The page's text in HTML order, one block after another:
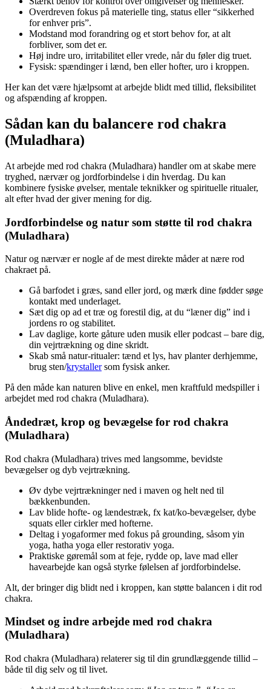
Overdreven fokus på materielle ting, status eller “sikkerhed
for enhver pris”.
Modstand mod forandring og et stort behov for, at alt
forbliver, som det er.
Høj indre uro, irritabilitet eller vrede, når du føler dig truet.
Fysisk: spændinger i lænd, ben eller hofter, uro i kroppen.
Her kan det være hjælpsomt at arbejde blidt med tillid, fleksibilitet
og afspænding af kroppen.
Sådan kan du balancere rod chakra
(Muladhara)
At arbejde med rod chakra (Muladhara) handler om at skabe mere
tryghed, nærvær og jordforbindelse i din hverdag. Du kan
kombinere fysiske øvelser, mentale teknikker og spirituelle ritualer,
alt efter hvad der giver mening for dig.
Jordforbindelse og natur som støtte til rod chakra
(Muladhara)
Natur og nærvær er nogle af de mest direkte måder at nære rod
chakraet på.
Gå barfodet i græs, sand eller jord, og mærk dine fødder søge
kontakt med underlaget.
Sæt dig op ad et træ og forestil dig, at du “læner dig” ind i
jordens ro og stabilitet.
Lav daglige, korte gåture uden musik eller podcast – bare dig,
din vejrtrækning og dine skridt.
Skab små natur-ritualer: tænd et lys, hav planter derhjemme,
brug sten/krystallersom fysisk anker.
På den måde kan naturen blive en enkel, men kraftfuld medspiller i
arbejdet med rod chakra (Muladhara).
Åndedræt, krop og bevægelse for rod chakra
(Muladhara)
Rod chakra (Muladhara) trives med langsomme, bevidste
bevægelser og dyb vejrtrækning.
Øv dybe vejrtrækninger ned i maven og helt ned til
bækkenbunden.
Lav blide hofte- og lændestræk, fx kat/ko-bevægelser, dybe
squats eller cirkler med hofterne.
Deltag i yogaformer med fokus på grounding, såsom yin
yoga, hatha yoga eller restorativ yoga.
Praktiske gøremål som at feje, rydde op, lave mad eller
havearbejde kan også styrke følelsen af jordforbindelse.
Alt, der bringer dig blidt ned i kroppen, kan støtte balancen i dit rod
chakra.
Mindset og indre arbejde med rod chakra
(Muladhara)
Rod chakra (Muladhara) relaterer sig til din grundlæggende tillid –
både til dig selv og til livet.